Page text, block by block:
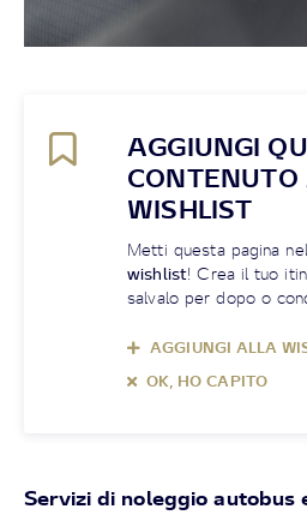
AGGIUNGI
WISHLIST
Metti questa pagina
wishlist! Crea il tuo
salvalo per dopo o
AGGIUNGI ALLA
OK, HO CAPITO
Servizi di noleggio autobus